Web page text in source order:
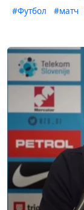
#Футбол #матч